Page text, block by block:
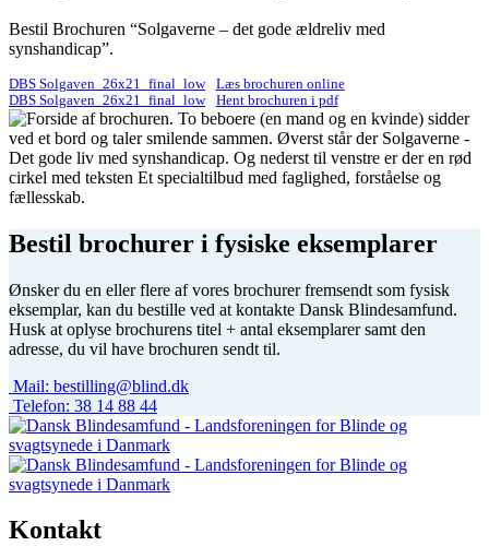
Bestil Brochuren “Solgaverne – det gode ældreliv med
synshandicap”.
DBS Solgaven_26x21_final_low
Læs brochuren online
DBS Solgaven_26x21_final_low
Hent brochuren i pdf
Bestil brochurer i fysiske eksemplarer
Ønsker du en eller flere af vores brochurer fremsendt som fysisk
eksemplar, kan du bestille ved at kontakte Dansk Blindesamfund.
Husk at oplyse brochurens titel + antal eksemplarer samt den
adresse, du vil have brochuren sendt til.
Mail: bestilling@blind.dk
Telefon: 38 14 88 44
Kontakt